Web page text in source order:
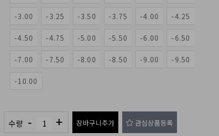
-3.00 -3.25 -3.50 -3.75 -4.00 -4.25
-4.50 -4.75 -5.00 -5.50 -6.00 -6.50
-7.00 -7.50 -8.00 -8.50 -9.00 -9.50
-10.00
수량 - + 장바구니추가 관심상품등록